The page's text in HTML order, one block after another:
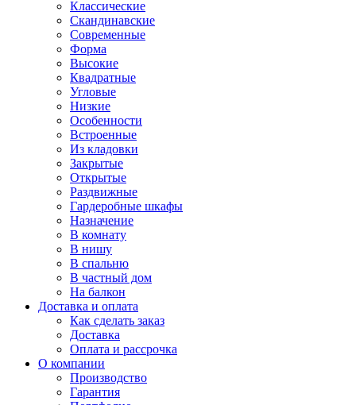
Классические
Скандинавские
Современные
Форма
Высокие
Квадратные
Угловые
Низкие
Особенности
Встроенные
Из кладовки
Закрытые
Открытые
Раздвижные
Гардеробные шкафы
Назначение
В комнату
В нишу
В спальню
В частный дом
На балкон
Доставка и оплата
Как сделать заказ
Доставка
Оплата и рассрочка
О компании
Производство
Гарантия